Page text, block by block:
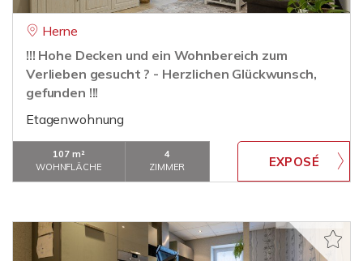
Herne
!!! Hohe Decken und ein Wohnbereich zum
Verlieben gesucht ? - Herzlichen Glückwunsch,
gefunden !!!
Etagenwohnung
107 m²
WOHNFLÄCHE
4
ZIMMER